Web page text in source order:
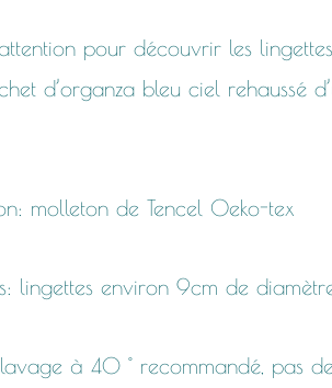
pour découvrir les
d’organza bleu ciel rehaussé
molleton de Tencel Oeko-tex
lingettes environ 9cm de
à 40 ° recommandé, pas